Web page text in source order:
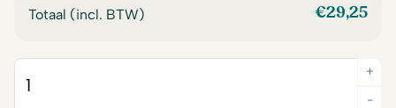
Totaal (incl. BTW) €29,25
-
+